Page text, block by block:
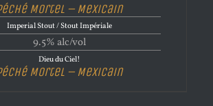
Mortel – Mexicain
Imperial Stout / Stout Impériale
9.5% alc/vol
Dieu du Ciel!
Mortel – Mexicain